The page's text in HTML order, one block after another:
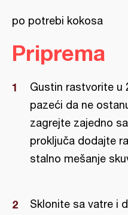
po potrebi kokosa
Priprema
Gustin rastvorite u
pazeći da ne
zagrejte zajedno
proključa dodajte
stalno mešanje
Sklonite sa vatre i